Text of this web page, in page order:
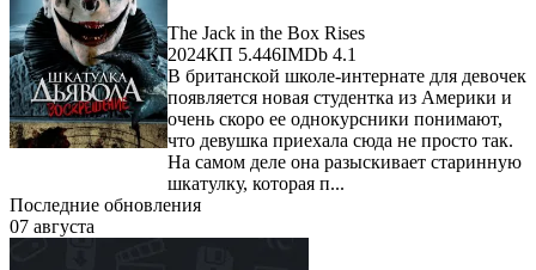
The Jack in the Box Rises
2024КП 5.446IMDb 4.1
В британской школе-интернате для девочек
появляется новая студентка из Америки и
очень скоро ее однокурсники понимают,
что девушка приехала сюда не просто так.
На самом деле она разыскивает старинную
шкатулку, которая п...
Последние обновления
07 августа